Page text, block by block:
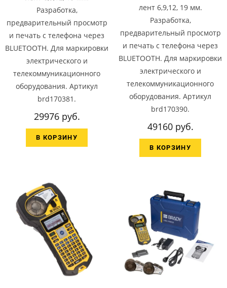
Разработка,
предварительный просмотр
и печать с телефона через
BLUETOOTH. Для маркировки
электрического и
телекоммуникационного
оборудования. Артикул
brd170381.
29976 руб.
В КОРЗИНУ
лент 6,9,12, 19 мм.
Разработка,
предварительный просмотр
и печать с телефона через
BLUETOOTH. Для маркировки
электрического и
телекоммуникационного
оборудования. Артикул
brd170390.
49160 руб.
В КОРЗИНУ